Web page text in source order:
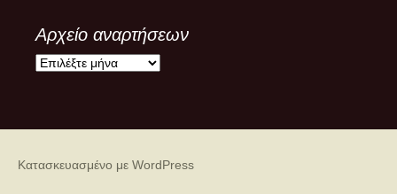
Αρχείο αναρτήσεων
Α
Κατασκευασμένο με WordPress